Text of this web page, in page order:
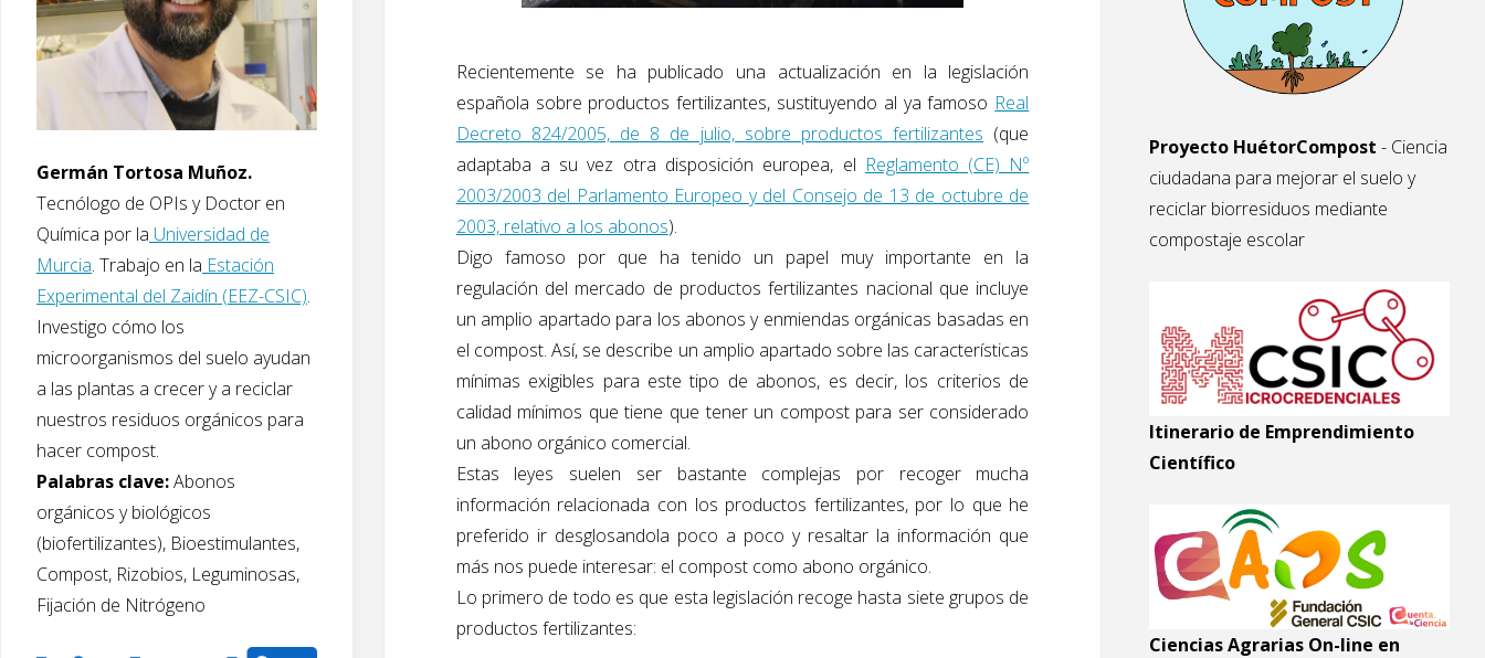
Recientemente se ha publicado una actualización en la legislación
española sobre productos fertilizantes, sustituyendo al ya famoso Real
Decreto 824/2005, de 8 de julio, sobre productos fertilizantes (que
adaptaba a su vez otra disposición europea, el Reglamento (CE) Nº
2003/2003 del Parlamento Europeo y del Consejo de 13 de octubre de
2003, relativo a los abonos).
Digo famoso por que ha tenido un papel muy importante en la
regulación del mercado de productos fertilizantes nacional que incluye
un amplio apartado para los abonos y enmiendas orgánicas basadas en
el compost.Así, se describe un amplio apartado sobre las características
mínimas exigibles para este tipo de abonos, es decir, los criterios de
calidad mínimos que tiene que tener un compostpara ser considerado
un abono orgánico comercial.
Estas leyes suelen ser bastante complejas por recoger mucha
información relacionada con los productos fertilizantes, por lo que he
preferido ir desglosandola poco a poco y resaltar la información que
más nos puede interesar: el compost como abono orgánico.
Lo primero de todo es que esta legislación recoge hasta siete grupos de
productos fertilizantes:
Germán Tortosa Muñoz.
Tecnólogo de OPIs y Doctor en
Química por la Universidad de
Murcia. Trabajo en la Estación
Experimental del Zaidín (EEZ-CSIC).
Investigo cómo los
microorganismos del suelo ayudan
a las plantas a crecer y a reciclar
nuestros residuos orgánicos para
hacer compost.
Palabras clave:Abonos
orgánicos y biológicos
(biofertilizantes), Bioestimulantes,
Compost, Rizobios, Leguminosas,
Fijación de Nitrógeno
Proyecto HuétorCompost - Ciencia
ciudadana para mejorar el suelo y
reciclar biorresiduos mediante
compostaje escolar
Itinerario de Emprendimiento
Científico
Ciencias Agrarias On-line en